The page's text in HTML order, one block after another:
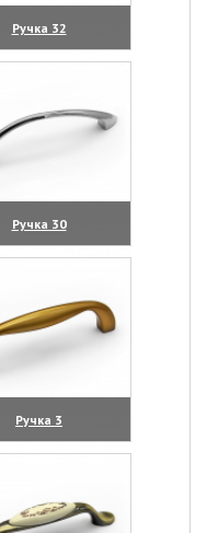
Ручка 32
(увеличить)
Ручка 30
(увеличить)
Ручка 3
(увеличить)